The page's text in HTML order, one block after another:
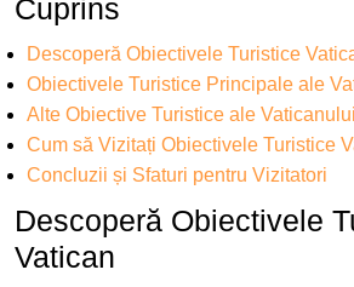
Cuprins
Descoperă Obiectivele Turistice
Obiectivele Turistice Principale ale
Alte Obiective Turistice ale Vaticanului
Cum să Vizitați Obiectivele Turistice
Concluzii și Sfaturi pentru Vizitatori
Descoperă Obiectivele
Vatican